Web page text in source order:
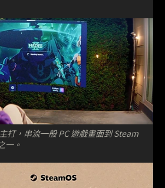
打，串流一般 PC 遊戲畫面到 Steam
一。